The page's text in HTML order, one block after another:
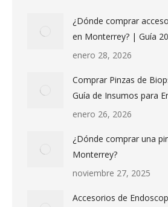
¿Dónde comprar
en Monterrey? | Guía
enero 28, 2026
Comprar Pinzas de
Guía de Insumos para
enero 26, 2026
¿Dónde comprar una
Monterrey?
noviembre 27, 2025
Accesorios de